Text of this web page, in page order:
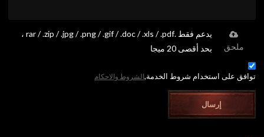
يدعم فقط .rar / .zip / .jpg / .png / .gif / .doc / .xls / .pdf ،
بحد أقصى 20 ميجا
ملحق
توافق على استخدام شروط الخدمة,الشروط والاحكام
إرسال